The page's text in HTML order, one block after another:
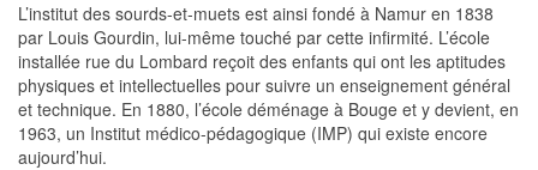
L’institut des sourds-et-muets est ainsi fondé à Namur en 1838
par Louis Gourdin, lui-même touché par cette infirmité. L’école
installée rue du Lombard reçoit des enfants qui ont les aptitudes
physiques et intellectuelles pour suivre un enseignement général
et technique. En 1880, l’école déménage à Bouge et y devient, en
1963, un Institut médico-pédagogique (IMP) qui existe encore
aujourd’hui.